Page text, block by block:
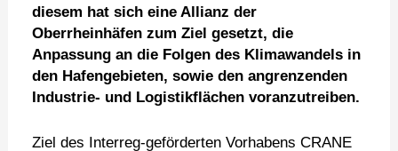
diesem hat sich eine Allianz der
Oberrheinhäfen zum Ziel gesetzt, die
Anpassung an die Folgen des Klimawandels in
den Hafengebieten, sowie den angrenzenden
Industrie- und Logistikflächen voranzutreiben.
Ziel des Interreg-geförderten Vorhabens CRANE